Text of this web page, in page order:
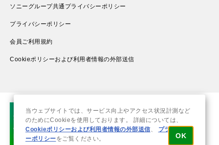
ソニーグループ共通プライバシーポリシー
プライバシーポリシー
会員ご利用規約
Cookieポリシーおよび利用者情報の外部送信
当ウェブサイトでは、サービス向上やアクセス状況計測など
のためにCookieを使用しております。 詳細については、
Cookieポリシーおよび利用者情報の外部送信、
プライバシ
ーポリシーをご覧ください。 OK